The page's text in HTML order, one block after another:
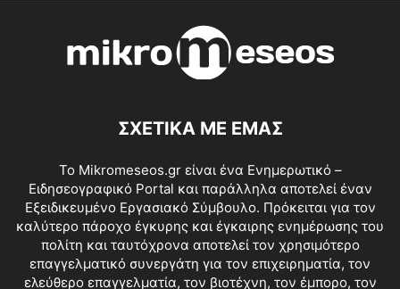
ΣΧΕΤΙΚΑ ΜΕ ΕΜΑΣ
Το Mikromeseos.gr είναι ένα Ενημερωτικό –
Ειδησεογραφικό Portal και παράλληλα αποτελεί έναν
Εξειδικευμένο Εργασιακό Σύμβουλο. Πρόκειται για τον
καλύτερο πάροχο έγκυρης και έγκαιρης ενημέρωσης του
πολίτη και ταυτόχρονα αποτελεί τον χρησιμότερο
επαγγελματικό συνεργάτη για τον επιχειρηματία, τον
ελεύθερο επαγγελματία, τον βιοτέχνη, τον έμπορο, τον